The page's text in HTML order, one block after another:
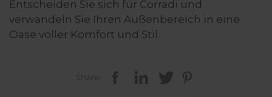
Entscheiden Sie sich für Corradi und
verwandeln Sie Ihren Außenbereich in eine
Oase voller Komfort und Stil.
Share